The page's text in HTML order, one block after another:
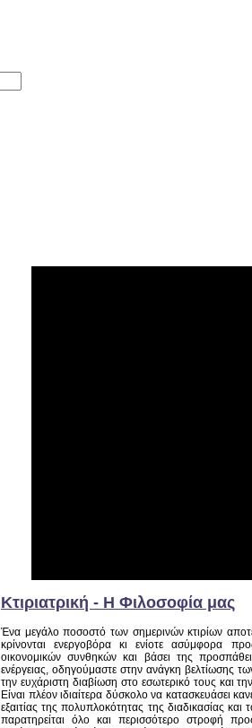
Κτιριατρική - Η Φιλοσοφία μας
Ένα μεγάλο ποσοστό των σημερινών κτιρίων
κρίνονται ενεργοβόρα κι ενίοτε ασύμφορα
οικονομικών συνθηκών και βάσει της
ενέργειας, οδηγούμαστε στην ανάγκη βελτίωσης
την ευχάριστη διαβίωση στο εσωτερικό τους και
Είναι πλέον ιδιαίτερα δύσκολο να κατασκευάσει
εξαιτίας της πολυπλοκότητας της διαδικασίας
παρατηρείται όλο και περισσότερο στροφή